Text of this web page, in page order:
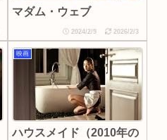
マダム・ウェブ
2024/2/9 2026/2/3
映画
ハウスメイド（2010年の